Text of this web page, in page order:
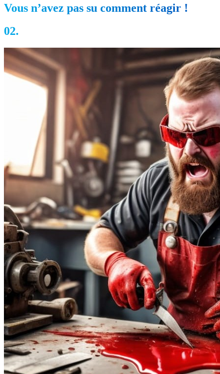
Vous n’avez pas su comment réagir !
02.